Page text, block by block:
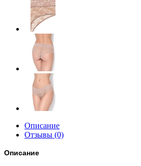
Описание
Отзывы (0)
Описание